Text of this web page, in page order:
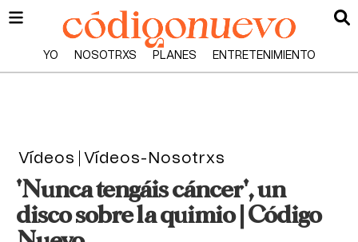
YO NOSOTRXS PLANES ENTRETENIMIENTO
Vídeos Vídeos-Nosotrxs
'Nunca tengáis cáncer', un
disco sobre la quimio | Código